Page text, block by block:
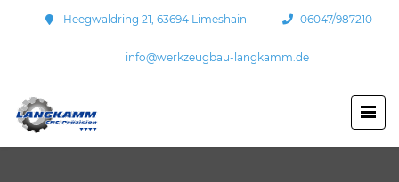
Heegwaldring 21, 63694 Limeshain 06047/987210
info@werkzeugbau-langkamm.de